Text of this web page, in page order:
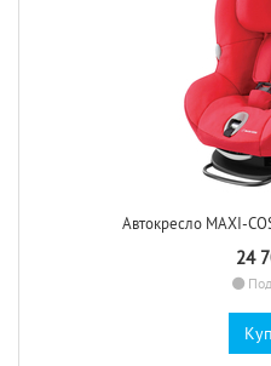
Автокресло MAXI-
24